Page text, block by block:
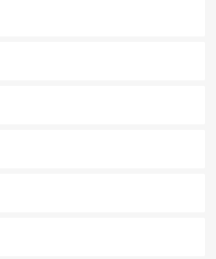
ーカーズは地元の風情を楽しめる外せないスポット